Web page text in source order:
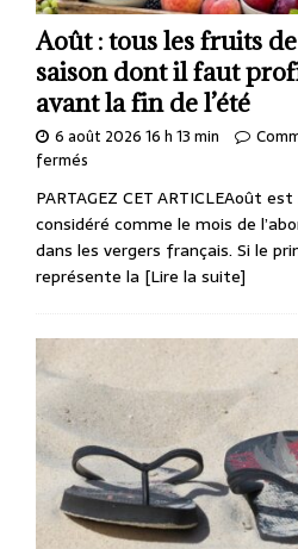
Août : tous les fruits de
saison dont il faut
avant la fin de l’été
6 août 2026 16 h 13 min
fermés
PARTAGEZ CET ARTICLEAoût
considéré comme le mois de
dans les vergers français. Si le
représente la [Lire la suite]